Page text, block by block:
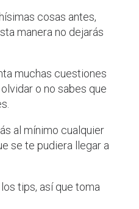
cosas antes,
manera no dejarás
muchas cuestiones
o no sabes que
al mínimo cualquier
se te pudiera llegar a
tips, así que toma